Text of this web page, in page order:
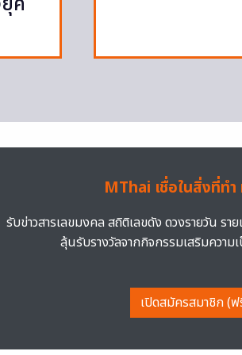
MThai เชื่อในสิ่งที่ทำ
รับข่าวสารเลขมงคล สถิติเลขดัง ดวงรายวัน รา
ลุ้นรับรางวัลจากกิจกรรมเสริมควา
เปิดสมัครสมาชิก (ฟ